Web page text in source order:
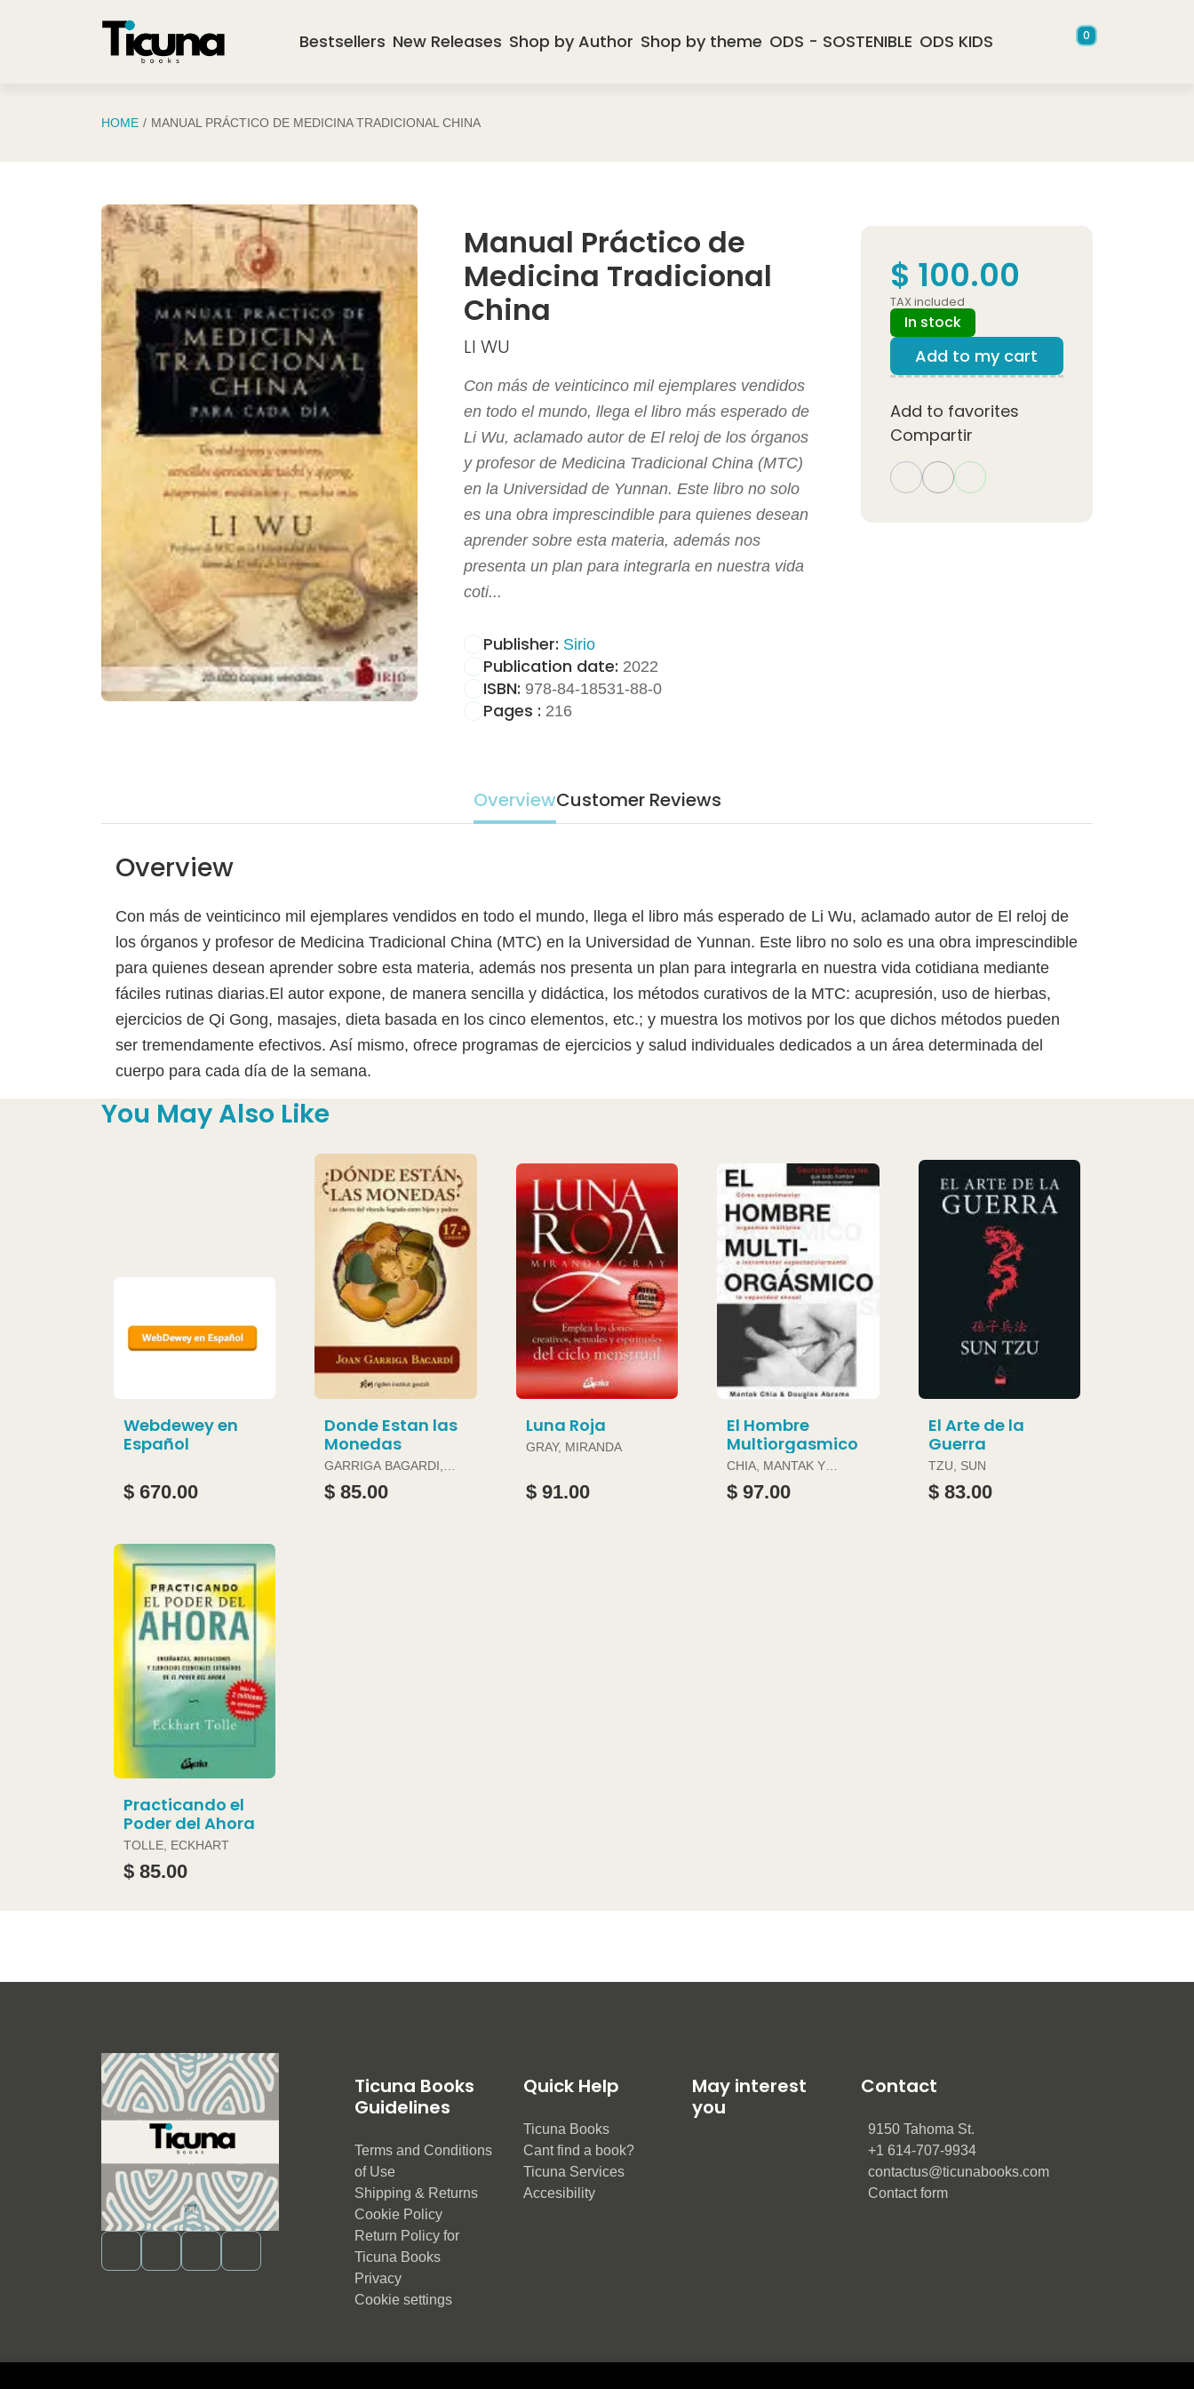
Bestsellers New Releases Shop by Author Shop by theme ODS - SOSTENIBLE ODS KIDS 0
HOME MANUAL PRÁCTICO DE MEDICINA TRADICIONAL CHINA
Manual Práctico de
Medicina Tradicional
China
LI WU
Con más de veinticinco mil ejemplares vendidos
en todo el mundo, llega el libro más esperado de
Li Wu, aclamado autor de El reloj de los órganos
y profesor de Medicina Tradicional China (MTC)
en la Universidad de Yunnan. Este libro no solo
es una obra imprescindible para quienes desean
aprender sobre esta materia, además nos
presenta un plan para integrarla en nuestra vida
coti...
Publisher: Sirio
Publication date: 2022
ISBN: 978-84-18531-88-0
Pages : 216
$ 100.00
TAX included
In stock
Add to my cart
Add to favorites
Compartir
OverviewCustomer Reviews
Overview
Con más de veinticinco mil ejemplares vendidos en todo el mundo, llega el libro más esperado de Li Wu, aclamado autor de El reloj de
los órganos y profesor de Medicina Tradicional China (MTC) en la Universidad de Yunnan. Este libro no solo es una obra imprescindible
para quienes desean aprender sobre esta materia, además nos presenta un plan para integrarla en nuestra vida cotidiana mediante
fáciles rutinas diarias.El autor expone, de manera sencilla y didáctica, los métodos curativos de la MTC: acupresión, uso de hierbas,
ejercicios de Qi Gong, masajes, dieta basada en los cinco elementos, etc.; y muestra los motivos por los que dichos métodos pueden
ser tremendamente efectivos. Así mismo, ofrece programas de ejercicios y salud individuales dedicados a un área determinada del
cuerpo para cada día de la semana.
You May Also Like
Webdewey en
Español
$ 670.00
Donde Estan las
Monedas
GARRIGA BAGARDI,
JOAN
$ 85.00
Luna Roja
GRAY, MIRANDA
$ 91.00
El Hombre
Multiorgasmico
CHIA, MANTAK Y
DOUGLAS ABRAMS
$ 97.00
El Arte de la
Guerra
TZU, SUN
$ 83.00
Practicando el
Poder del Ahora
TOLLE, ECKHART
$ 85.00
Ticuna Books
Guidelines
Terms and Conditions
of Use
Shipping & Returns
Cookie Policy
Return Policy for
Ticuna Books
Privacy
Cookie settings
Quick Help
Ticuna Books
Cant find a book?
Ticuna Services
Accesibility
May interest
you
Contact
9150 Tahoma St.
+1 614-707-9934
contactus@ticunabooks.com
Contact form